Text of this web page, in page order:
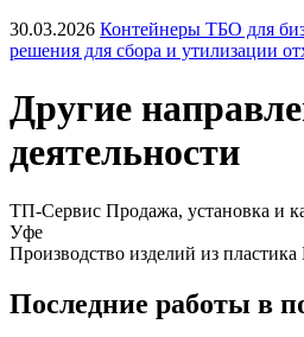
30.03.2026 Контейнеры ТБО для
решения для сбора и утилизации
Другие
деятельности
ТП-Сервис Продажа, установка и
Уфе
Производство изделий из пластика
Последние работы в